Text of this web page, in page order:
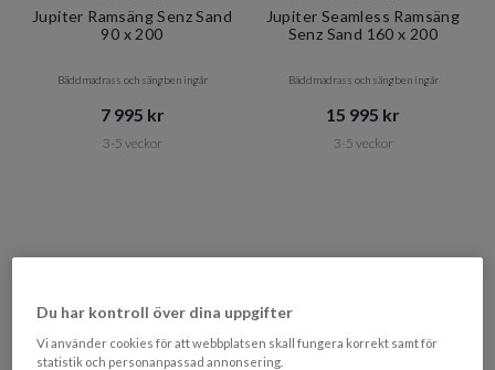
Jupiter Ramsäng Senz Sand
90 x 200
Bäddmadrass och sängben ingår
7 995 kr​​
3-5 veckor
Jupiter Seamless Ramsäng
Senz Sand 160 x 200
Bäddmadrass och sängben ingår
15 995 kr​​
3-5 veckor
Du har kontroll över dina uppgifter
Vi använder cookies för att webbplatsen skall fungera korrekt samt för
statistik och personanpassad annonsering.